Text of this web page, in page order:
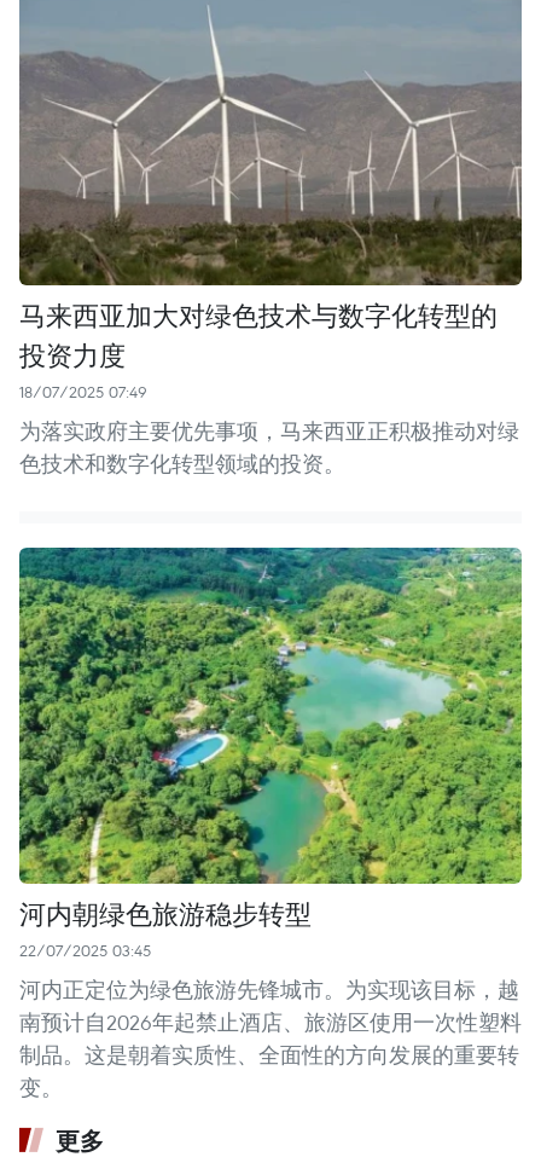
马来西亚加大对绿色技术与数字化转型的
投资力度
18/07/2025 07:49
为落实政府主要优先事项，马来西亚正积极推动对绿
色技术和数字化转型领域的投资。
河内朝绿色旅游稳步转型
22/07/2025 03:45
河内正定位为绿色旅游先锋城市。为实现该目标，越
南预计自2026年起禁止酒店、旅游区使用一次性塑料
制品。这是朝着实质性、全面性的方向发展的重要转
变。
更多